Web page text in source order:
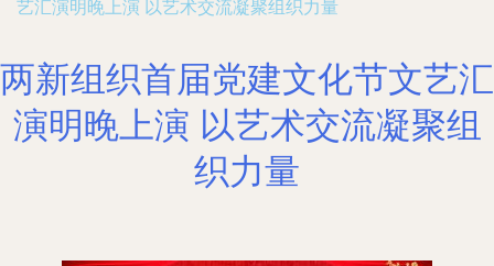
艺汇演明晚上演 以艺术交流凝聚组织力量
两新组织首届党建文化节文艺汇
演明晚上演 以艺术交流凝聚组
织力量